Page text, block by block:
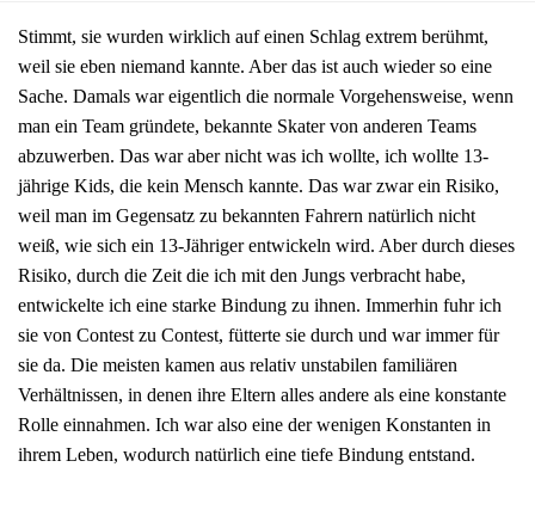
Stimmt, sie wurden wirklich auf einen Schlag extrem berühmt,
weil sie eben niemand kannte. Aber das ist auch wieder so eine
Sache. Damals war eigentlich die normale Vorgehensweise, wenn
man ein Team gründete, bekannte Skater von anderen Teams
abzuwerben. Das war aber nicht was ich wollte, ich wollte 13-
jährige Kids, die kein Mensch kannte. Das war zwar ein Risiko,
weil man im Gegensatz zu bekannten Fahrern natürlich nicht
weiß, wie sich ein 13-Jähriger entwickeln wird. Aber durch dieses
Risiko, durch die Zeit die ich mit den Jungs verbracht habe,
entwickelte ich eine starke Bindung zu ihnen. Immerhin fuhr ich
sie von Contest zu Contest, fütterte sie durch und war immer für
sie da. Die meisten kamen aus relativ unstabilen familiären
Verhältnissen, in denen ihre Eltern alles andere als eine konstante
Rolle einnahmen. Ich war also eine der wenigen Konstanten in
ihrem Leben, wodurch natürlich eine tiefe Bindung entstand.